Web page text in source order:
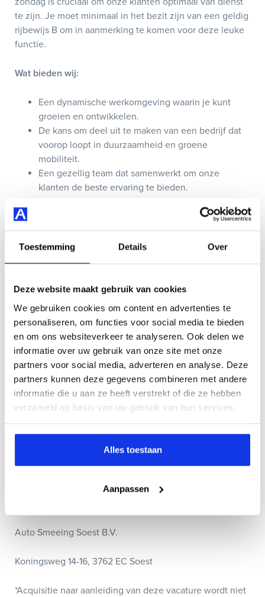
Toestemming Details Over
Deze website maakt gebruik van cookies
We gebruiken cookies om content en advertenties te
personaliseren, om functies voor social media te bieden
en om ons websiteverkeer te analyseren. Ook delen we
informatie over uw gebruik van onze site met onze
partners voor social media, adverteren en analyse. Deze
partners kunnen deze gegevens combineren met andere
informatie die u aan ze heeft verstrekt of die ze hebben
verzameld op basis van uw gebruik van hun services.
Alles toestaan
Aanpassen
te zijn. Je moet minimaal in het bezit zijn van een geldig
rijbewijs B om in aanmerking te komen voor deze leuke
functie.
Wat bieden wij:
Een dynamische werkomgeving waarin je kunt
groeien en ontwikkelen.
De kans om deel uit te maken van een bedrijf dat
voorop loopt in duurzaamheid en groene
mobiliteit.
Een gezellig team dat samenwerkt om onze
klanten de beste ervaring te bieden.
Bedrijfsprofiel:
regio. Met een jaarlijkse verkoop van circa 5.000 auto's
zijn we trots om de grootste multimerk autodealer van
Midden-Nederland te zijn. Ons moderne beleid is gericht
op het optimaal bedienen van klanten in heel Nederland.
Bij Auto Smeeing gaan duurzaamheid en mobiliteit hand
in hand. We zijn niet alleen praters, maar ook doeners.
Als dé bestemming voor groene mobiliteitsoplossingen
bieden we alles, van e-bikes tot elektrische auto's en
duurzame toekomst? Dan willen we graag van je horen!
Mail dan direct je CV met korte motivatie naar Kayleigh
Auto Smeeing Soest B.V.
Koningsweg 14-16, 3762 EC Soest
*Acquisitie naar aanleiding van deze vacature wordt niet